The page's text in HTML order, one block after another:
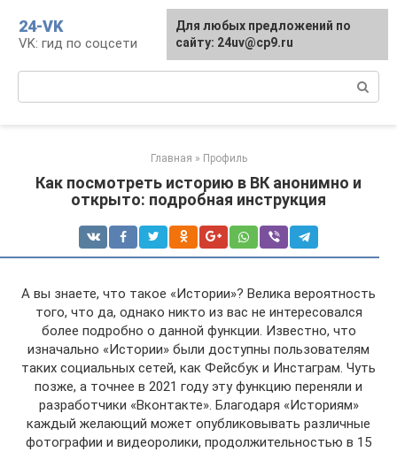
контенту
24-VK
VK: гид по соцсети
Главная » Профиль
Как посмотреть историю в ВК анонимно и
открыто: подробная инструкция
А вы знаете, что такое «Истории»? Велика вероятность
того, что да, однако никто из вас не интересовался
более подробно о данной функции. Известно, что
изначально «Истории» были доступны пользователям
таких социальных сетей, как Фейсбук и Инстаграм. Чуть
позже, а точнее в 2021 году эту функцию переняли и
разработчики «Вконтакте». Благодаря «Историям»
каждый желающий может опубликовывать различные
фотографии и видеоролики, продолжительностью в 15
Для любых предложений по
сайту: 24uv@cp9.ru